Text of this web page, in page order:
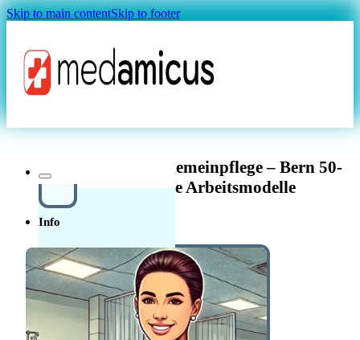
Skip to main contentSkip to footer
MAGAZIN
Magazin
Quellensteuer Lohnrechner
Info
Über unsIn der
Schweiz in der Pflege
arbeitenRatgeber
Krankenkasse Leitfaden
Start in der Schweiz
Pflegefachperson Allgemeinpflege – Bern 50-
100% – Flexible Arbeitsmodelle